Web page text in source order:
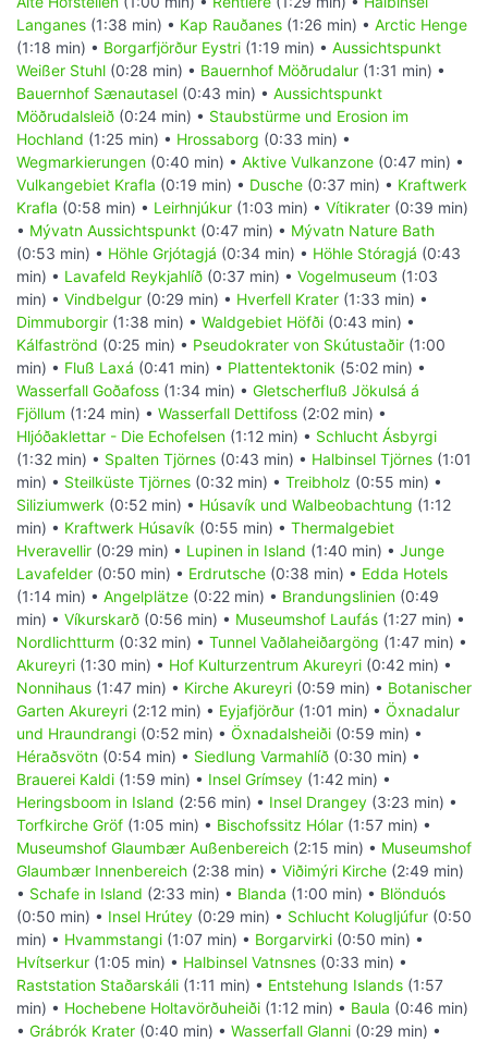
Langanes (1:38 min) • Kap Rauðanes (1:26 min) • Arctic Henge
(1:18 min) • Borgarfjörður Eystri (1:19 min) • Aussichtspunkt
Weißer Stuhl (0:28 min) • Bauernhof Möðrudalur (1:31 min) •
Bauernhof Sænautasel (0:43 min) • Aussichtspunkt
Möðrudalsleið (0:24 min) • Staubstürme und Erosion im
Hochland (1:25 min) • Hrossaborg (0:33 min) •
Wegmarkierungen (0:40 min) • Aktive Vulkanzone (0:47 min) •
Vulkangebiet Krafla (0:19 min) • Dusche (0:37 min) • Kraftwerk
Krafla (0:58 min) • Leirhnjúkur (1:03 min) • Vítikrater (0:39 min)
• Mývatn Aussichtspunkt (0:47 min) • Mývatn Nature Bath
(0:53 min) • Höhle Grjótagjá (0:34 min) • Höhle Stóragjá (0:43
min) • Lavafeld Reykjahlíð (0:37 min) • Vogelmuseum (1:03
min) • Vindbelgur (0:29 min) • Hverfell Krater (1:33 min) •
Dimmuborgir (1:38 min) • Waldgebiet Höfði (0:43 min) •
Kálfaströnd (0:25 min) • Pseudokrater von Skútustaðir (1:00
min) • Fluß Laxá (0:41 min) • Plattentektonik (5:02 min) •
Wasserfall Goðafoss (1:34 min) • Gletscherfluß Jökulsá á
Fjöllum (1:24 min) • Wasserfall Dettifoss (2:02 min) •
Hljóðaklettar - Die Echofelsen (1:12 min) • Schlucht Ásbyrgi
(1:32 min) • Spalten Tjörnes (0:43 min) • Halbinsel Tjörnes (1:01
min) • Steilküste Tjörnes (0:32 min) • Treibholz (0:55 min) •
Siliziumwerk (0:52 min) • Húsavík und Walbeobachtung (1:12
min) • Kraftwerk Húsavík (0:55 min) • Thermalgebiet
Hveravellir (0:29 min) • Lupinen in Island (1:40 min) • Junge
Lavafelder (0:50 min) • Erdrutsche (0:38 min) • Edda Hotels
(1:14 min) • Angelplätze (0:22 min) • Brandungslinien (0:49
min) • Víkurskarð (0:56 min) • Museumshof Laufás (1:27 min) •
Nordlichtturm (0:32 min) • Tunnel Vaðlaheiðargöng (1:47 min) •
Akureyri (1:30 min) • Hof Kulturzentrum Akureyri (0:42 min) •
Nonnihaus (1:47 min) • Kirche Akureyri (0:59 min) • Botanischer
Garten Akureyri (2:12 min) • Eyjafjörður (1:01 min) • Öxnadalur
und Hraundrangi (0:52 min) • Öxnadalsheiði (0:59 min) •
Héraðsvötn (0:54 min) • Siedlung Varmahlíð (0:30 min) •
Brauerei Kaldi (1:59 min) • Insel Grímsey (1:42 min) •
Heringsboom in Island (2:56 min) • Insel Drangey (3:23 min) •
Torfkirche Gröf (1:05 min) • Bischofssitz Hólar (1:57 min) •
Museumshof Glaumbær Außenbereich (2:15 min) • Museumshof
Glaumbær Innenbereich (2:38 min) • Viðimýri Kirche (2:49 min)
• Schafe in Island (2:33 min) • Blanda (1:00 min) • Blönduós
(0:50 min) • Insel Hrútey (0:29 min) • Schlucht Kolugljúfur (0:50
min) • Hvammstangi (1:07 min) • Borgarvirki (0:50 min) •
Hvítserkur (1:05 min) • Halbinsel Vatnsnes (0:33 min) •
Raststation Staðarskáli (1:11 min) • Entstehung Islands (1:57
min) • Hochebene Holtavörðuheiði (1:12 min) • Baula (0:46 min)
• Grábrók Krater (0:40 min) • Wasserfall Glanni (0:29 min) •